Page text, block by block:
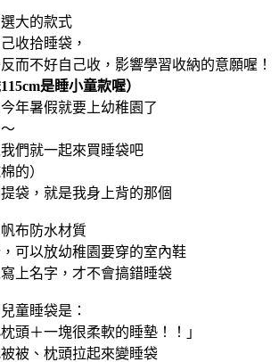
大的款式
收拾睡袋，
而不好自己收，影響學習收納的意願喔！
是睡小童款喔）
年暑假就要上幼稚園了
們就一起來買睡袋吧
的）
袋，就是我身上背的那個
布防水材質
可以放幼稚園要穿的室內鞋
上名字，才不會搞錯睡袋
童睡袋是：
頭＋一塊很柔軟的睡墊！！」
被、枕頭拉起來變睡袋